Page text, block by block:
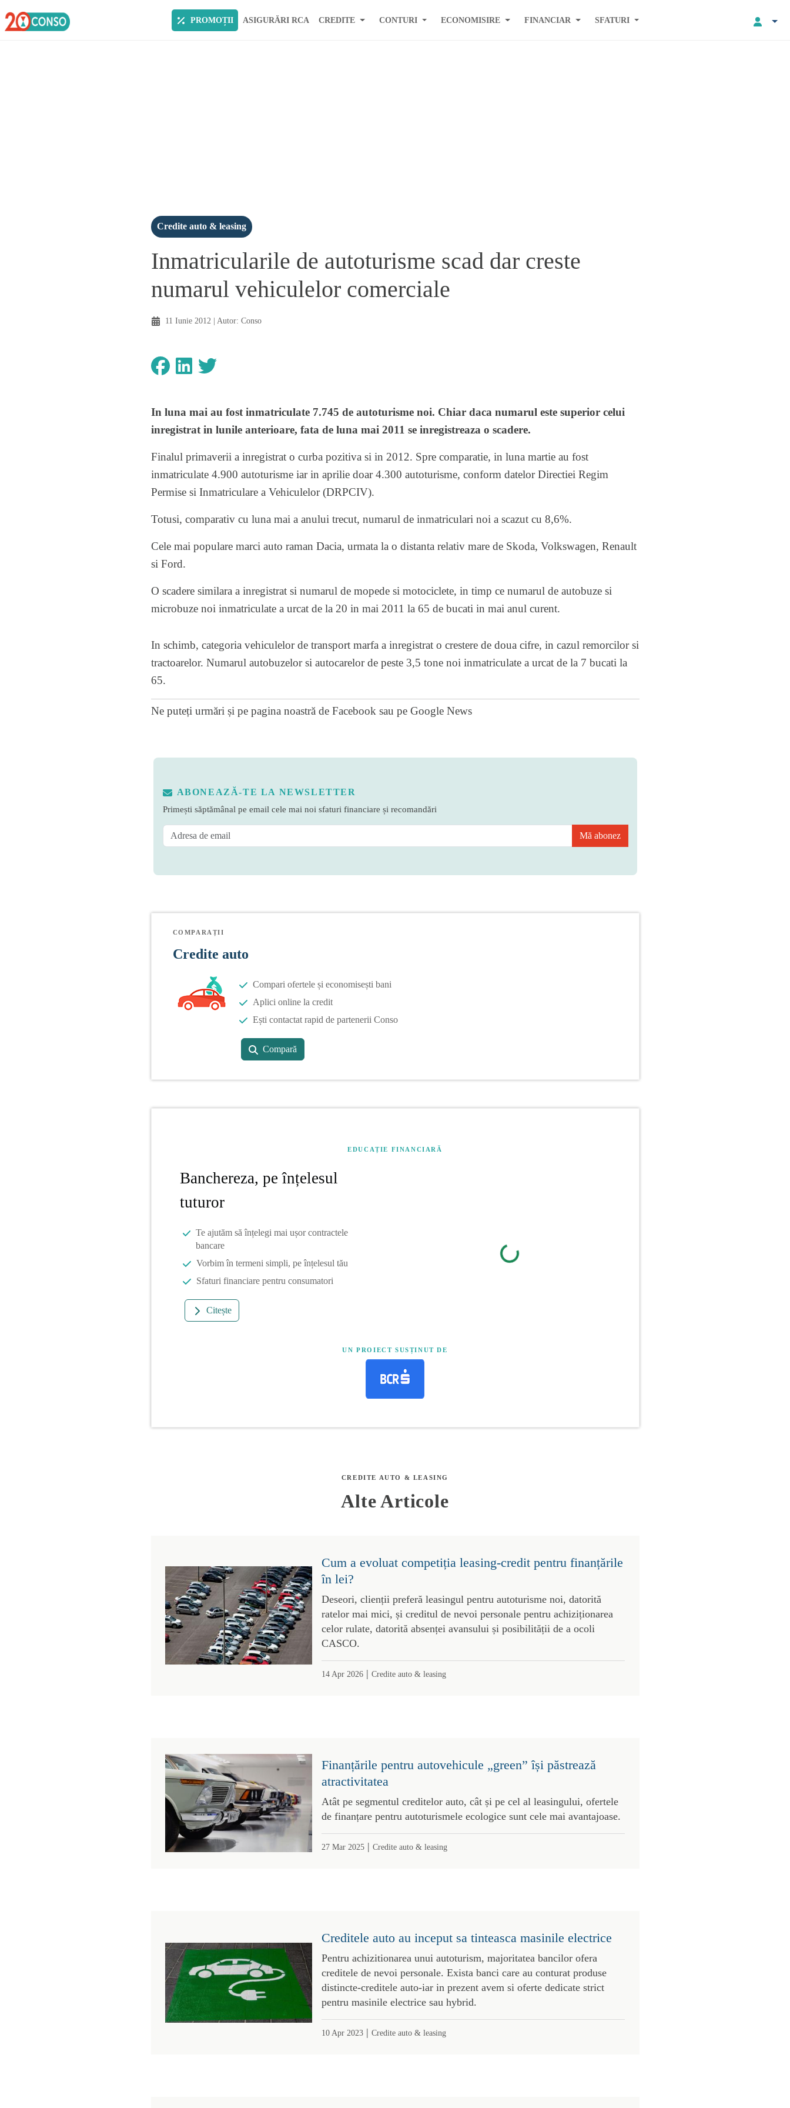
PROMOȚII ASIGURĂRI RCA CREDITE CONTURI ECONOMISIRE FINANCIAR SFATURI
Credite auto & leasing
Inmatricularile de autoturisme scad dar creste
numarul vehiculelor comerciale
11 Iunie 2012 | Autor: Conso
In luna mai au fost inmatriculate 7.745 de autoturisme noi. Chiar daca numarul este superior celui
inregistrat in lunile anterioare, fata de luna mai 2011 se inregistreaza o scadere.
Finalul primaverii a inregistrat o curba pozitiva si in 2012. Spre comparatie, in luna martieau fost
inmatriculate 4.900 autoturisme iar in aprilie doar 4.300 autoturisme, conform datelor Directiei Regim
Permise si Inmatriculare a Vehiculelor (DRPCIV).
Totusi, comparativ cu luna mai a anului trecut, numarul de inmatriculari noi a scazut cu 8,6%.
Cele mai populare marci auto raman Dacia, urmata la o distanta relativ mare de Skoda, Volkswagen, Renault
si Ford.
O scadere similara a inregistrat si numarul de mopede si motociclete, in timp ce numarul de autobuze si
microbuze noi inmatriculate a urcat de la 20 in mai 2011 la 65 de bucati in mai anul curent.
In schimb, categoria vehiculelor de transport marfa a inregistrat o crestere de doua cifre, in cazul remorcilor si
tractoarelor. Numarul autobuzelor si autocarelor de peste 3,5 tone noi inmatriculate a urcat de la 7 bucati la
65.
Ne puteți urmări și pe pagina noastră de Facebook sau pe Google News
ABONEAZĂ-TE LA NEWSLETTER
Primești săptămânal pe email cele mai noi sfaturi financiare și recomandări
Mă abonez
COMPARAȚII
Credite auto
Compari ofertele și economisești bani
Aplici online la credit
Ești contactat rapid de partenerii Conso
Compară
EDUCAȚIE FINANCIARĂ
Banchereza, pe înțelesul
tuturor
Te ajutăm să înțelegi mai ușor contractele
bancare
Vorbim în termeni simpli, pe înțelesul tău
Sfaturi financiare pentru consumatori
Citește
UN PROIECT SUSȚINUT DE
CREDITE AUTO & LEASING
Alte Articole
Cum a evoluat competiția leasing-credit pentru finanțările
în lei?
Deseori, clienții preferă leasingul pentru autoturisme noi, datorită
ratelor mai mici, și creditul de nevoi personale pentru achiziționarea
celor rulate, datorită absenței avansului și posibilității de a ocoli
CASCO.
14 Apr 2026| Credite auto & leasing
Finanțările pentru autovehicule „green” își păstrează
atractivitatea
Atât pe segmentul creditelor auto, cât și pe cel al leasingului, ofertele
de finanțare pentru autoturismele ecologice sunt cele mai avantajoase.
27 Mar 2025| Credite auto & leasing
Creditele auto au inceput sa tinteasca masinile electrice
Pentru achizitionarea unui autoturism, majoritatea bancilor ofera
creditele de nevoi personale. Exista banci care au conturat produse
distincte-creditele auto-iar in prezent avem si oferte dedicate strict
pentru masinile electrice sau hybrid.
10 Apr 2023| Credite auto & leasing